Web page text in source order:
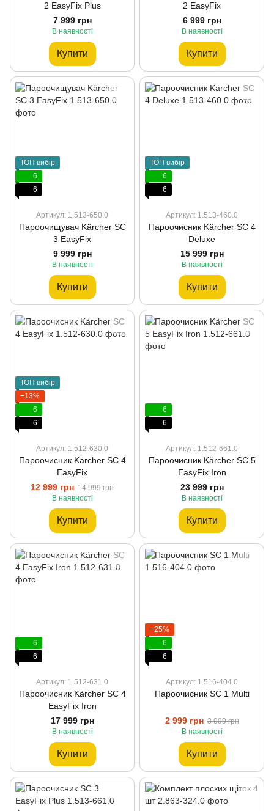
2 EasyFix Plus
7 999 грн
В наявності
Купити
2 EasyFix
6 999 грн
В наявності
Купити
ТОП вибір
6
6
Артикул: 1.513-650.0
Пароочищувач Kärcher SC
3 EasyFix
9 999 грн
В наявності
Купити
ТОП вибір
6
6
Артикул: 1.513-460.0
Пароочисник Kärcher SC 4
Deluxe
15 999 грн
В наявності
Купити
ТОП вибір
−13%
6
6
Артикул: 1.512-630.0
Пароочисник Kärcher SC 4
EasyFix
12 999 грн 14 999 грн
В наявності
Купити
6
6
Артикул: 1.512-661.0
Пароочисник Kärcher SC 5
EasyFix Iron
23 999 грн
В наявності
Купити
6
6
Артикул: 1.512-631.0
Пароочисник Kärcher SC 4
EasyFix Iron
17 999 грн
В наявності
Купити
−25%
6
6
Артикул: 1.516-404.0
Пароочисник SC 1 Multi
2 999 грн 3 999 грн
В наявності
Купити